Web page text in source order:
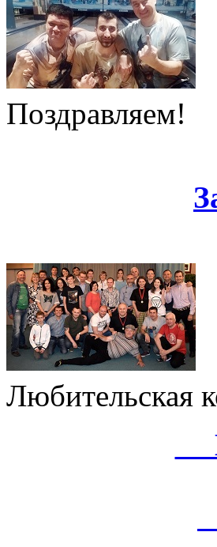
Поздравляем!
Любительская